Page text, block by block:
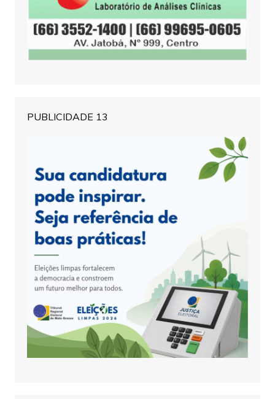
PUBLICIDADE 13